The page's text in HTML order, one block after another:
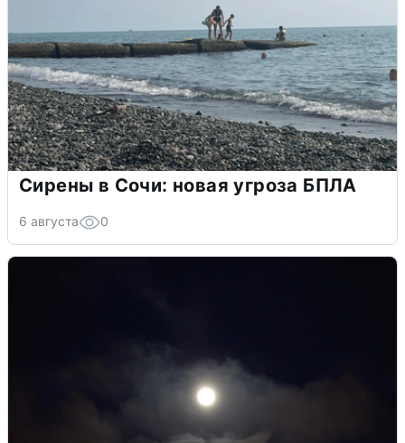
Сирены в Сочи: новая угроза БПЛА
6 августа 0